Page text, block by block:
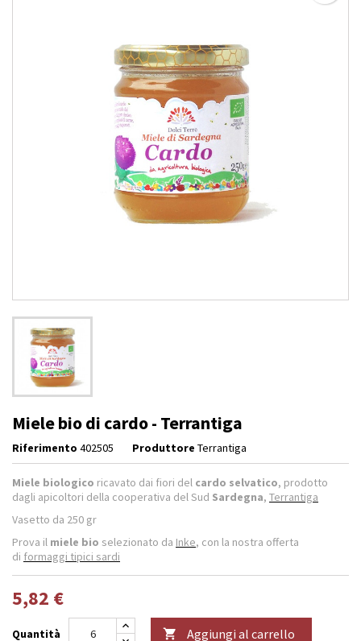
Miele bio di cardo - Terrantiga
Riferimento 402505 Produttore Terrantiga
Miele biologico ricavato dai fiori del cardo selvatico, prodotto
dagli apicoltori della cooperativa del Sud Sardegna, Terrantiga
Vasetto da 250 gr
Prova il miele bio selezionato da Inke, con la nostra offerta
di formaggi tipici sardi
5,82 €
Quantità  Aggiungi al carrello